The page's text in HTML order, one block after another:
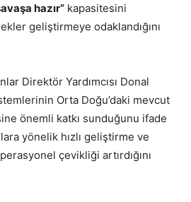
hazır” kapasitesini
geliştirmeye odaklandığını
Direktör Yardımcısı Donal
Orta Doğu’daki mevcut
önemli katkı sunduğunu ifade
yönelik hızlı geliştirme ve
çevikliği artırdığını